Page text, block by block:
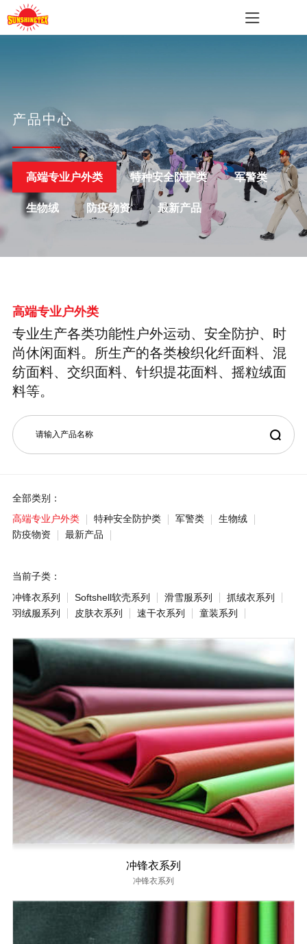
产品中心
高端专业户外类 特种安全防护类 军警类
生物绒 防疫物资 最新产品
高端专业户外类
专业生产各类功能性户外运动、安全防护、时
尚休闲面料。所生产的各类梭织化纤面料、混
纺面料、交织面料、针织提花面料、摇粒绒面
料等。
全部类别：
高端专业户外类
特种安全防护类 军警类
生物绒
防疫物资
最新产品
当前子类：
冲锋衣系列
Softshell软壳系列 滑雪服系列
抓绒衣系列
羽绒服系列
皮肤衣系列 速干衣系列 童装系列
冲锋衣系列
冲锋衣系列